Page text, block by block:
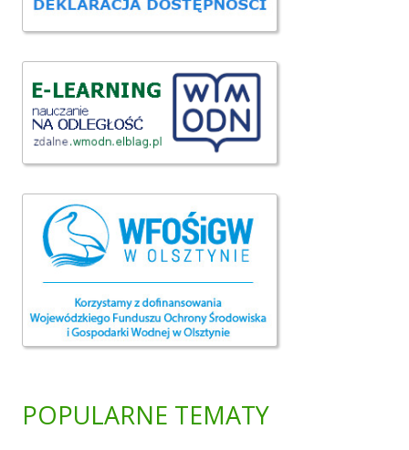
POPULARNE TEMATY